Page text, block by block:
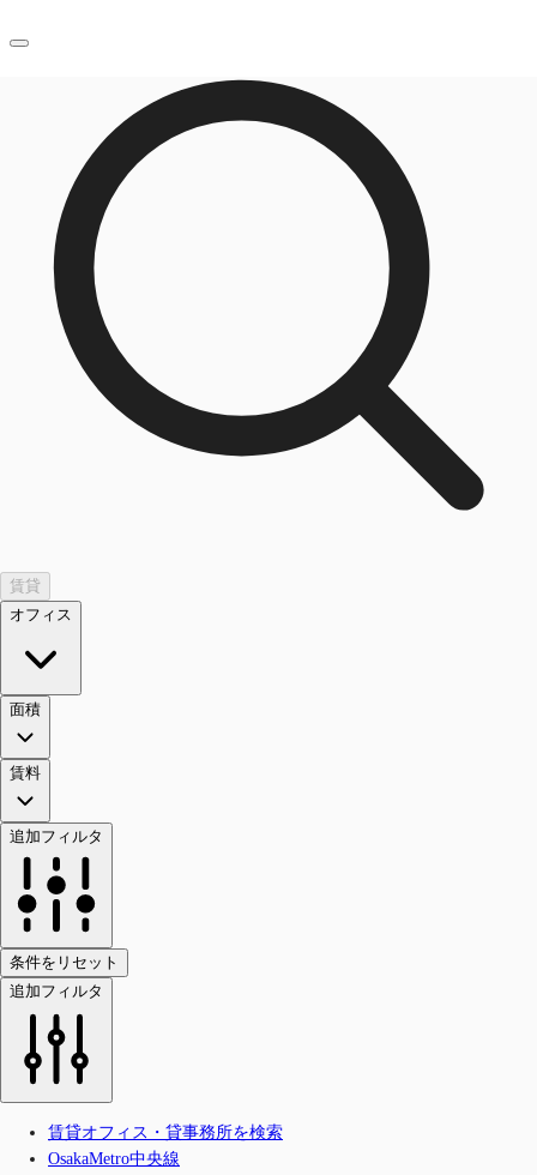
オフィス・事務所
倉庫・物流センター
地図検索
記事
仲介会社様はこちらへ
お気に入り
お電話
賃貸
オフィス
面積
賃料
追加フィルタ
条件をリセット
追加フィルタ
賃貸オフィス・貸事務所を検索
OsakaMetro中央線